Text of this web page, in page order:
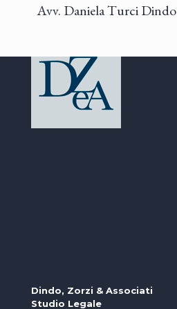
Avv. Daniela Turci Dindo
Dindo, Zorzi & Associati
Studio Legale